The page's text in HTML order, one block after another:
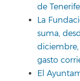
de Tenerife
La
suma,
gasto
El